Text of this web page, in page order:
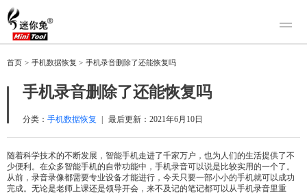
产品
迷你兔分区向导
下载
购买
帮助中心
首页 > 手机数据恢复 > 手机录音删除了还能恢复吗
手机录音删除了还能恢复吗
分类： 手机数据恢复 最后更新： 2021年6月10日
随着科学技术的不断发展，智能手机走进了千家万户，也为人们的生活提供了不
少便利。在众多智能手机的自带功能中，手机录音可以说是比较实用的一个了。
从前，录音录像都需要专业设备才能进行，今天只要一部小小的手机就可以成功
完成。无论是老师上课还是领导开会，来不及记的笔记都可以从手机录音里重